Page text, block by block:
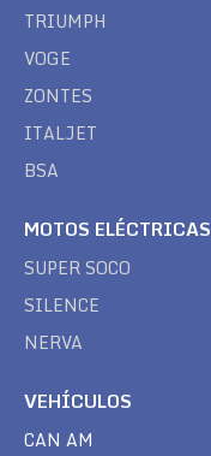
TRIUMPH
VOGE
ZONTES
ITALJET
BSA
MOTOS ELÉCTRICAS
SUPER SOCO
SILENCE
NERVA
VEHÍCULOS
CAN AM